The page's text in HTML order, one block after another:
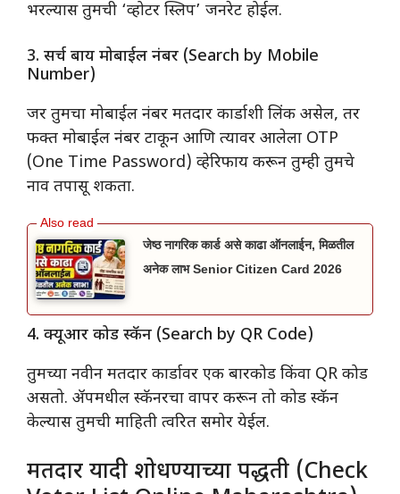
भरल्यास तुमची ‘व्होटर स्लिप’ जनरेट होईल.
3. सर्च बाय मोबाईल नंबर (Search by Mobile
Number)
​जर तुमचा मोबाईल नंबर मतदार कार्डाशी लिंक असेल, तर
फक्त मोबाईल नंबर टाकून आणि त्यावर आलेला OTP
(One Time Password) व्हेरिफाय करून तुम्ही तुमचे
नाव तपासू शकता.
जेष्ठ नागरिक कार्ड असे काढा ऑनलाईन, मिळतील
अनेक लाभ Senior Citizen Card 2026
4. क्यूआर कोड स्कॅन (Search by QR Code)
​तुमच्या नवीन मतदार कार्डावर एक बारकोड किंवा QR कोड
असतो. ॲपमधील स्कॅनरचा वापर करून तो कोड स्कॅन
केल्यास तुमची माहिती त्वरित समोर येईल.
मतदार यादी शोधण्याच्या पद्धती (Check